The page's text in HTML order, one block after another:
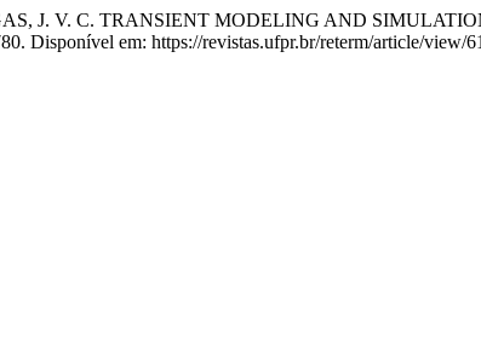
J. V. C. TRANSIENT MODELING AND
Disponível em: https://revistas.ufpr.br/reterm/article/view/